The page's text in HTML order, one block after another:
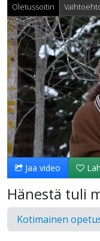
Oletussoitin
Jaa video
Hänestä tuli
Kotimainen